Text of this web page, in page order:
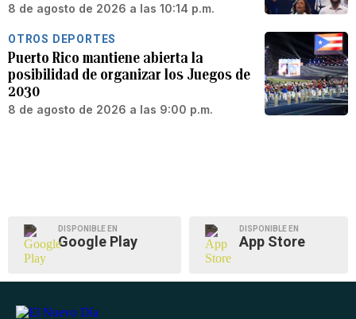
8 de agosto de 2026 a las 10:14 p.m.
OTROS DEPORTES
Puerto Rico mantiene abierta la
posibilidad de organizar los Juegos de
2030
8 de agosto de 2026 a las 9:00 p.m.
DISPONIBLE EN
Google Play
DISPONIBLE EN
App Store